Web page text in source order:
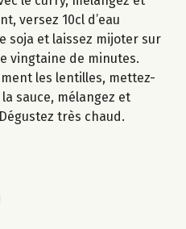
versez 10cl d’eau
soja et laissez mijoter sur
vingtaine de minutes.
les lentilles, mettez-
sauce, mélangez et
très chaud.